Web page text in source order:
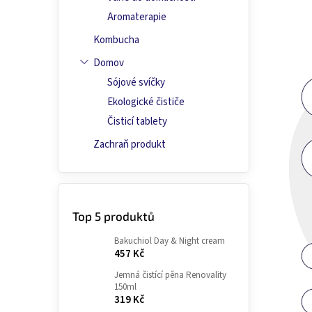
Aromaterapie
Kombucha
Domov
Sójové svíčky
Ekologické čističe
Čisticí tablety
Zachraň produkt
Top 5 produktů
Bakuchiol Day & Night cream
457 Kč
Jemná čistící pěna Renovality
150ml
319 Kč